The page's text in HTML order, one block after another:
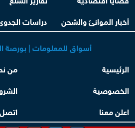
أخبار الموانئ والشحن
دراسات
أسواق للمعلومات | بورصة
الرئيسية
من
الخصوصية
اعلن معنا
اتصل